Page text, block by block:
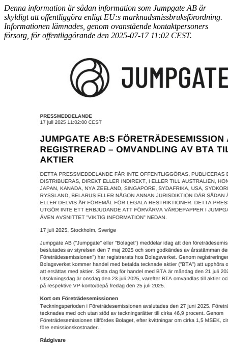
Denna information är sådan information som Jumpgate AB är
skyldigt att offentliggöra enligt EU:s marknadsmissbruksförordning.
Informationen lämnades, genom ovanstående kontaktpersoners
försorg, för offentliggörande den 2025-07-17 11:02 CEST.